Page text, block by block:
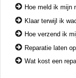
Hoe meld ik mijn
Klaar terwijl ik
Hoe verzend ik
Reparatie laten
Wat kost een